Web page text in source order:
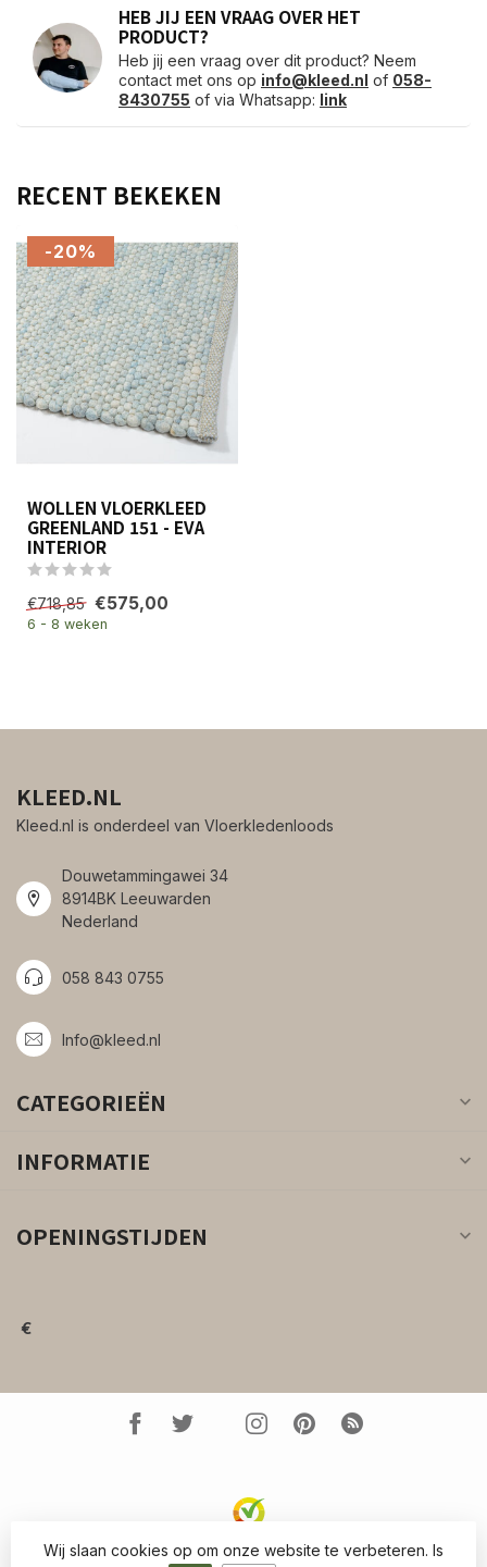
HEB JIJ EEN VRAAG OVER HET
PRODUCT?
Heb jij een vraag over dit product? Neem
contact met ons op info@kleed.nl of 058-
8430755 of via Whatsapp: link
RECENT BEKEKEN
-20%
WOLLEN VLOERKLEED
GREENLAND 151 - EVA
INTERIOR
€718,85 €575,00
6 - 8 weken
KLEED.NL
Kleed.nl is onderdeel van Vloerkledenloods
Douwetammingawei 34
8914BK Leeuwarden
Nederland
058 843 0755
Info@kleed.nl
CATEGORIEËN
INFORMATIE
OPENINGSTIJDEN
€
© Copyright 2026 Kleed.nl- Powered by Lightspeed-
Wij slaan cookies op om onze website te verbeteren. Is